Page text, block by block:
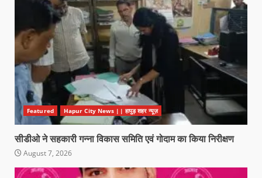
Featured Hapur City News || हापुड़ शहर न्यूज़
सीडीओ ने सहकारी गन्ना विकास समिति एवं गोदाम का किया निरीक्षण
August 7, 2026